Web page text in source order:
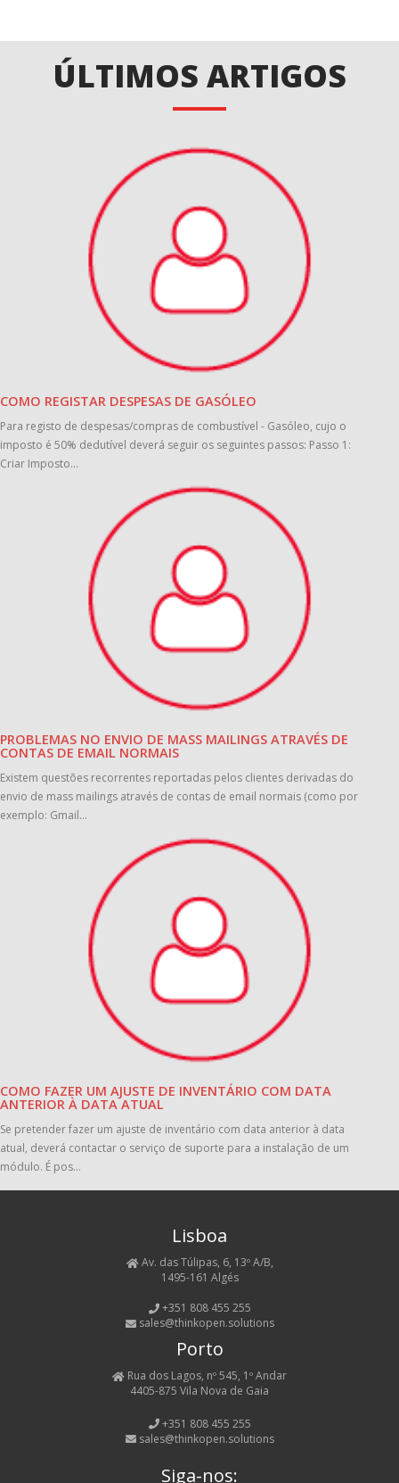
ÚLTIMOS ARTIGOS
COMO REGISTAR DESPESAS DE GASÓLEO
Para registo de despesas/compras de combustível - Gasóleo, cujo o
imposto é 50% dedutível deverá seguir os seguintes passos: Passo 1:
Criar Imposto...
PROBLEMAS NO ENVIO DE MASS MAILINGS ATRAVÉS DE
CONTAS DE EMAIL NORMAIS
Existem questões recorrentes reportadas pelos clientes derivadas do
envio de mass mailings através de contas de email normais (como por
exemplo: Gmail...
COMO FAZER UM AJUSTE DE INVENTÁRIO COM DATA
ANTERIOR À DATA ATUAL
Se pretender fazer um ajuste de inventário com data anterior à data
atual, deverá contactar o serviço de suporte para a instalação de um
módulo. É pos...
Lisboa
Av. das Túlipas, 6, 13º A/B,
1495-161 Algés
+351 808 455 255
sales@thinkopen.solutions
Porto
Rua dos Lagos, nº 545, 1º Andar
4405-875 Vila Nova de Gaia
+351 808 455 255
sales@thinkopen.solutions
Siga-nos: